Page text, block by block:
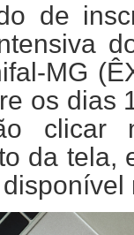
de
MG
os dias
clicar
da tela,